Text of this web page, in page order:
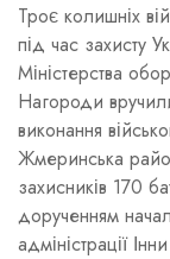
Троє колишніх
під час захисту
Міністерства
Нагороди
виконання
Жмеринська
захисників 170
дорученням
адміністрації